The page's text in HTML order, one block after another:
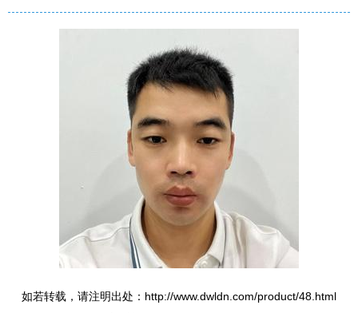
如若转载，请注明出处：http://www.dwldn.com/product/48.html